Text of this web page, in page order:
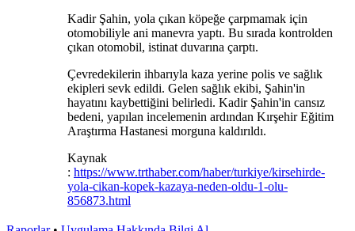
Kadir Şahin, yola çıkan köpeğe çarpmamak için
otomobiliyle ani manevra yaptı. Bu sırada kontrolden
çıkan otomobil, istinat duvarına çarptı.
Çevredekilerin ihbarıyla kaza yerine polis ve sağlık
ekipleri sevk edildi. Gelen sağlık ekibi, Şahin'in
hayatını kaybettiğini belirledi. Kadir Şahin'in cansız
bedeni, yapılan incelemenin ardından Kırşehir Eğitim
Araştırma Hastanesi morguna kaldırıldı.
Kaynak
: https://www.trthaber.com/haber/turkiye/kirsehirde-
yola-cikan-kopek-kazaya-neden-oldu-1-olu-
856873.html